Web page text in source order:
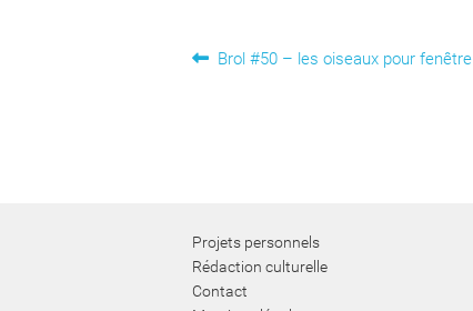
Navigation
Article
Brol #50 – les oiseaux pour fenêtre
Projets personnels
Rédaction culturelle
Contact